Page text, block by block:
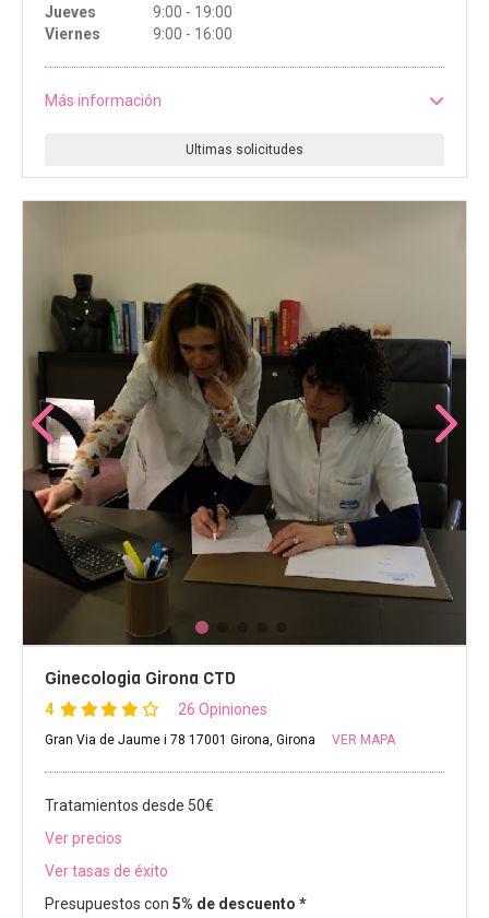
Jueves
9:00 - 19:00
Viernes
9:00 - 16:00
Más información
Ginecologia Girona CTD
4 26 Opiniones
Gran Via de Jaume i 78 17001 Girona, Girona VER MAPA
Tratamientos desde 50€
Ver precios
Ver tasas de éxito
Presupuestos con 5% de descuento *